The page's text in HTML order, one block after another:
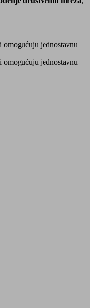
omogućuju jednostavnu
omogućuju jednostavnu